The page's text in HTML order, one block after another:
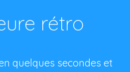
rétro
quelques secondes et